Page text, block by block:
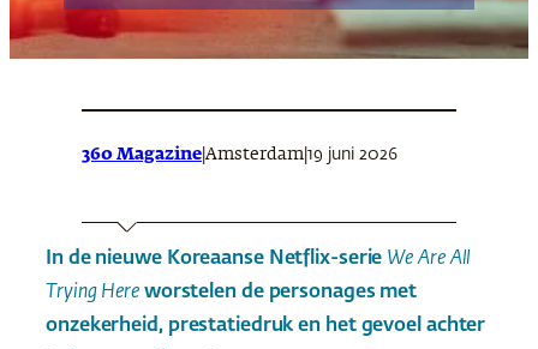
360 Magazine Amsterdam 19 juni 2026
In de nieuwe Koreaanse Netflix-serie We Are All
Trying Hereworstelen de personages met
onzekerheid, prestatiedruk en het gevoel achter